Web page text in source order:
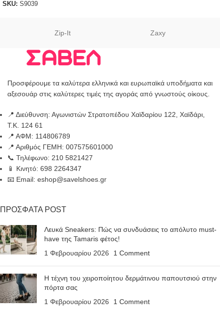
SKU: S9039
Zip-It Zaxy
Προσφέρουμε τα καλύτερα ελληνικά και ευρωπαϊκά υποδήματα και
αξεσουάρ στις καλύτερες τιμές της αγοράς από γνωστούς οίκους.
📍 Διεύθυνση: Αγωνιστών Στρατοπέδου Χαϊδαρίου 122, Χαϊδάρι,
Τ.Κ. 124 61
📍 ΑΦΜ: 114806789
📍 Αριθμός ΓΕΜΗ: 007575601000
📞 Τηλέφωνο: 210 5821427
📱 Κινητό: 698 2264347
📧 Email: eshop@savelshoes.gr
ΠΡΟΣΦΑΤΑ POST
Λευκά Sneakers: Πώς να συνδυάσεις το απόλυτο must-
have της Tamaris φέτος!
1 Φεβρουαρίου 2026
1 Comment
Η τέχνη του χειροποίητου δερμάτινου παπουτσιού στην
πόρτα σας
1 Φεβρουαρίου 2026
1 Comment